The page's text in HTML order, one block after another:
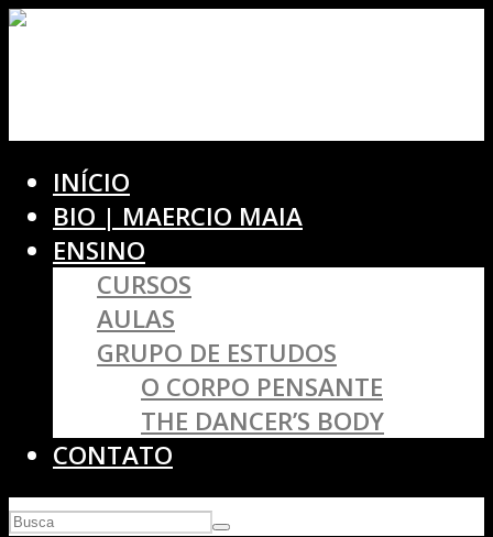
INÍCIO
BIO | MAERCIO MAIA
ENSINO
CURSOS
AULAS
GRUPO DE ESTUDOS
O CORPO PENSANTE
THE DANCER’S BODY
CONTATO